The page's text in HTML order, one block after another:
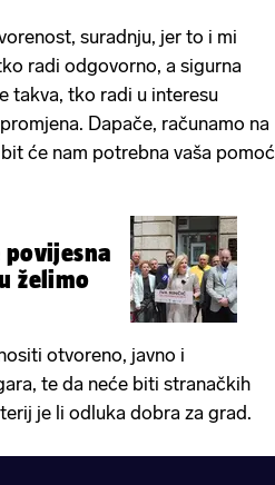
suradnju, jer to i mi
radi odgovorno, a sigurna
takva, tko radi u interesu
Dapače, računamo na
će nam potrebna vaša pomoć
povijesna
želimo
otvoreno, javno i
te da neće biti stranačkih
je li odluka dobra za grad.